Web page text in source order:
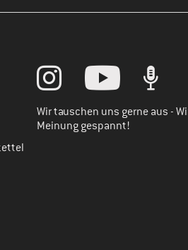
im nächsten Schritt dein
Wir tauschen uns gerne aus -
Meinung gespannt!